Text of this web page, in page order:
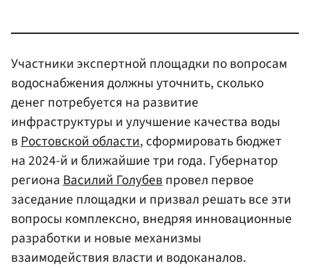
Участники экспертной площадки по вопросам
водоснабжения должны уточнить, сколько
денег потребуется на развитие
инфраструктуры и улучшение качества воды
вРостовской области, сформировать бюджет
на 2024-й и ближайшие три года. Губернатор
регионаВасилий Голубевпровел первое
заседание площадки и призвал решать все эти
вопросы комплексно, внедряя инновационные
разработки и новые механизмы
взаимодействия власти и водоканалов.